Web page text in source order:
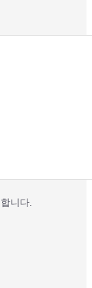
니다.